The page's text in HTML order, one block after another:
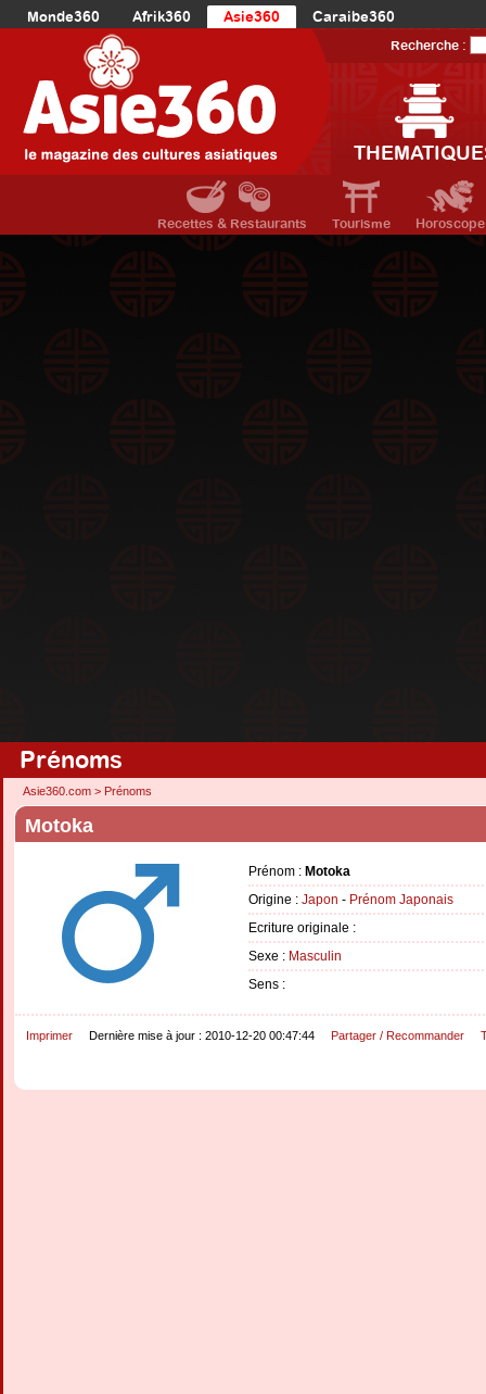
Monde360 Afrik360 Asie360
Caraibe360
Europe360
AmériqueDuNord360
Océanie360
Recherche :
Recettes & Restaurants Tourisme Horoscope
Prénoms
Asie360.com > Prénoms
Motoka
Prénom : Motoka
Origine : Japon - Prénom Japonais
Ecriture originale :
Sexe : Masculin
Sens :
Imprimer Dernière mise à jour : 2010-12-20 00:47:44 Partager / Recommander